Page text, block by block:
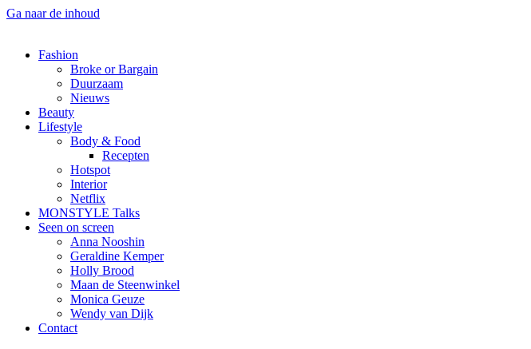
Ga naar de inhoud
Fashion
Broke or Bargain
Duurzaam
Nieuws
Beauty
Lifestyle
Body & Food
Recepten
Hotspot
Interior
Netflix
MONSTYLE Talks
Seen on screen
Anna Nooshin
Geraldine Kemper
Holly Brood
Maan de Steenwinkel
Monica Geuze
Wendy van Dijk
Contact